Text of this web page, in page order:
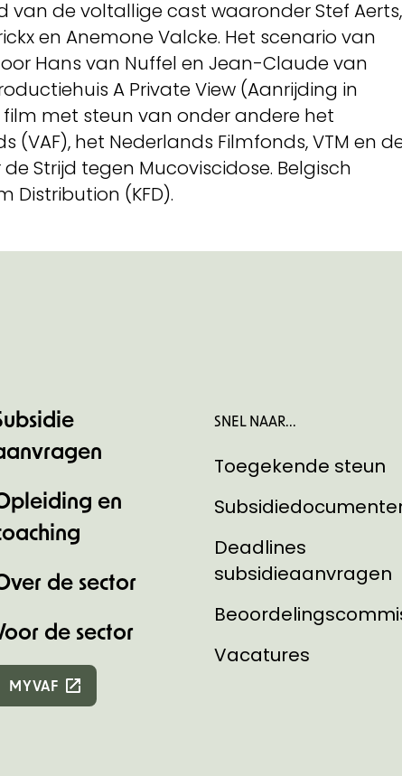
van de voltallige cast waaronder Stef Aerts,
en Anemone Valcke. Het scenario van
Hans van Nuffel en Jean-Claude van
A Private View (Aanrijding in
met steun van onder andere het
(VAF), het Nederlands Filmfonds, VTM en
Strijd tegen Mucoviscidose. Belgisch
Distribution (KFD).
en
de sector
de sector
MYVAF
SNEL NAAR...
Toegekende steun
Deadlines
subsidieaanvragen
Vacatures